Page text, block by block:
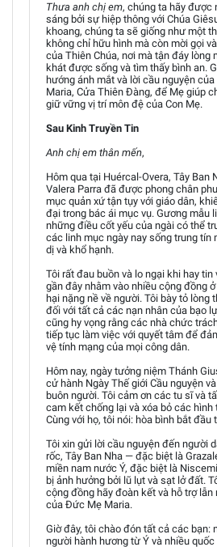
Thưa anh chị em, chúng ta hãy được
sáng bởi sự hiệp thông với Chúa
khoang, chúng ta sẽ giống như một
không chỉ hữu hình mà còn mời gọi
của Thiên Chúa, nơi mà tận đáy lòng
khát được sống và tìm thấy bình an.
hướng ánh mắt và lời cầu nguyện
Maria, Cửa Thiên Đàng, để Mẹ giúp
giữ vững vị trí môn đệ của Con Mẹ.
Sau Kinh Truyền Tin
Anh chị em thân mến,
Hôm qua tại Huércal-Overa, Tây Ban
Valera Parra đã được phong chân
mục quản xứ tận tụy với giáo dân,
đại trong bác ái mục vụ. Gương mẫu
những điều cốt yếu của ngài có thể
các linh mục ngày nay sống trung tín
dị và khổ hạnh.
Tôi rất đau buồn và lo ngại khi hay
gần đây nhằm vào nhiều cộng đồng
hại nặng nề về người. Tôi bày tỏ lòng
đối với tất cả các nạn nhân của bạo
cũng hy vọng rằng các nhà chức
tiếp tục làm việc với quyết tâm để
vệ tính mạng của mọi công dân.
Hôm nay, ngày tưởng niệm Thánh
cử hành Ngày Thế giới Cầu nguyện
buôn người. Tôi cảm ơn các tu sĩ và
cam kết chống lại và xóa bỏ các hình
Cùng với họ, tôi nói: hòa bình bắt đầu
Tôi xin gửi lời cầu nguyện đến người
rốc, Tây Ban Nha — đặc biệt là
miền nam nước Ý, đặc biệt là
bị ảnh hưởng bởi lũ lụt và sạt lở đất.
cộng đồng hãy đoàn kết và hỗ trợ
của Đức Mẹ Maria.
Giờ đây, tôi chào đón tất cả các bạn:
người hành hương từ Ý và nhiều